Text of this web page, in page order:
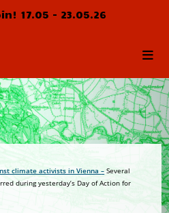
17.05 - 23.05.26
climate activists in Vienna– Several
during yesterday’s Day of Action for